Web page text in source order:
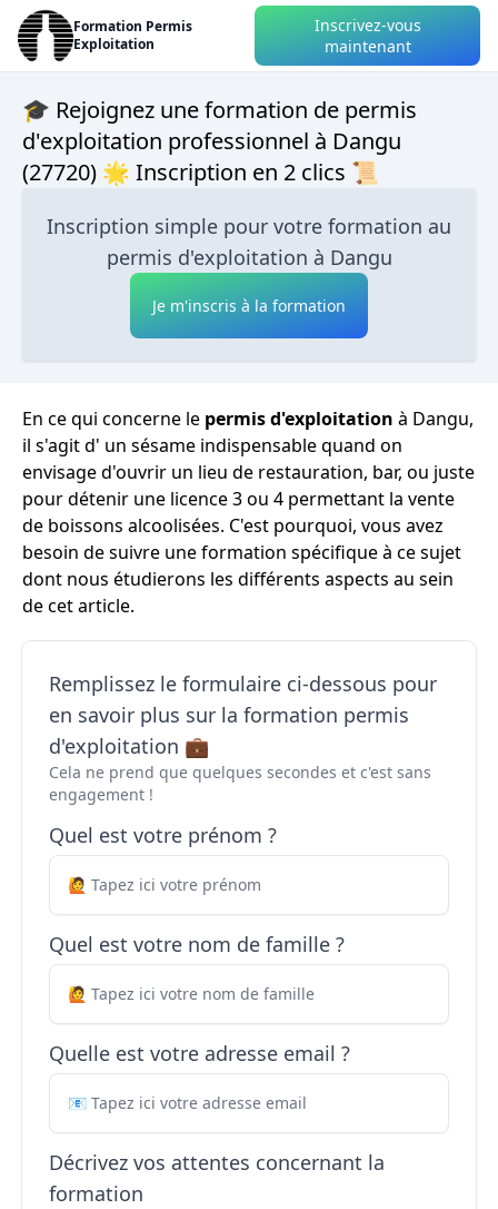
Formation Permis
Exploitation
Inscrivez-vous
maintenant
🎓 Rejoignez une formation de permis
d'exploitation professionnel à Dangu
(27720) 🌟 Inscription en 2 clics 📜
Inscription simple pour votre formation au
permis d'exploitation à Dangu
Je m'inscris à la formation
En ce qui concerne le permis d'exploitation à Dangu,
il s'agit d' un sésame indispensable quand on
envisage d'ouvrir un lieu de restauration, bar, ou juste
pour détenir une licence 3 ou 4 permettant la vente
de boissons alcoolisées. C'est pourquoi, vous avez
besoin de suivre une formation spécifique à ce sujet
dont nous étudierons les différents aspects au sein
de cet article.
Remplissez le formulaire ci-dessous pour
en savoir plus sur la formation permis
d'exploitation 💼
Cela ne prend que quelques secondes et c'est sans
engagement !
Quel est votre prénom ?
Quel est votre nom de famille ?
Quelle est votre adresse email ?
Décrivez vos attentes concernant la
formation